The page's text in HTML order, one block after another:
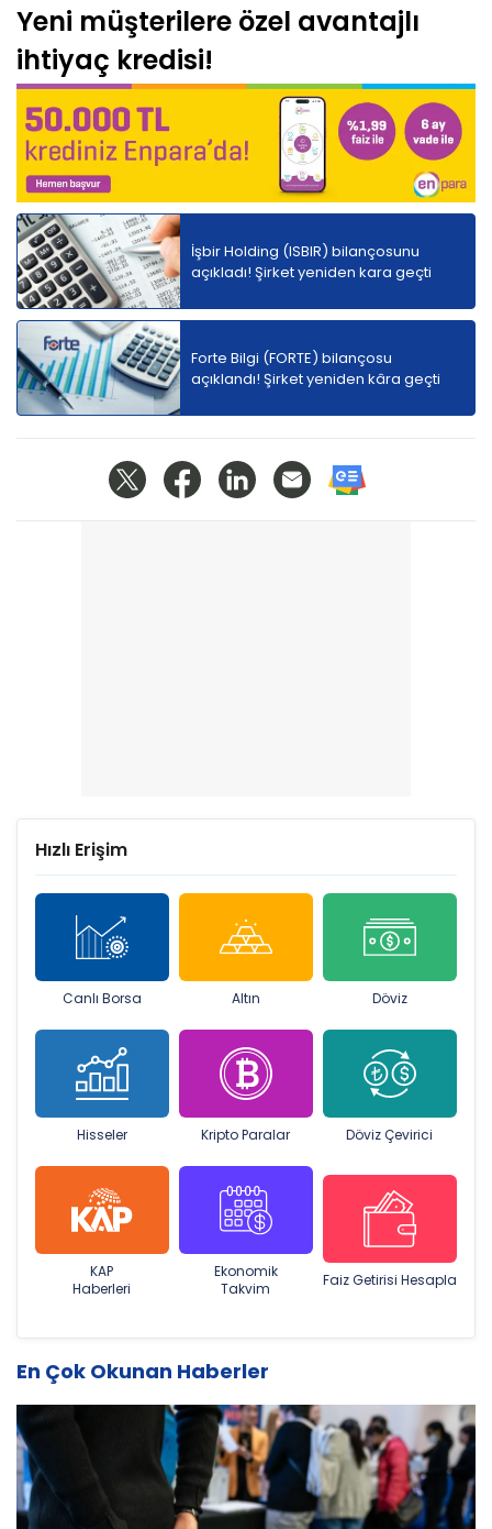
Yeni müşterilere özel avantajlı
ihtiyaç kredisi!
İşbir Holding (ISBIR) bilançosunu
açıkladı! Şirket yeniden kara geçti
Forte Bilgi (FORTE) bilançosu
açıklandı! Şirket yeniden kâra geçti
Hızlı Erişim
Canlı Borsa Altın Döviz
Hisseler Kripto Paralar Döviz Çevirici
KAP
Haberleri
Ekonomik
Takvim
Faiz Getirisi Hesapla
En Çok Okunan Haberler